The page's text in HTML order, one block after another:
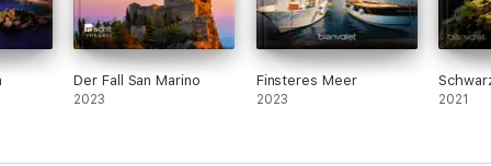
Der Fall San Marino
2023
Finsteres Meer
2023 2021